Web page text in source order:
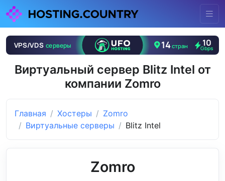
Виртуальный сервер Blitz Intel от
компании Zomro
Главная Хостеры
Zomro
Виртуальные серверы
Blitz Intel
Zomro